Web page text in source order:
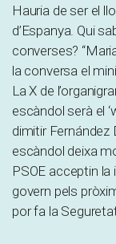
Hauria de ser el
d’Espanya. Qui
converses?
la conversa el
La X de
escàndol serà el
dimitir Fernández
escàndol deixa
PSOE acceptin
govern pels
por fa la